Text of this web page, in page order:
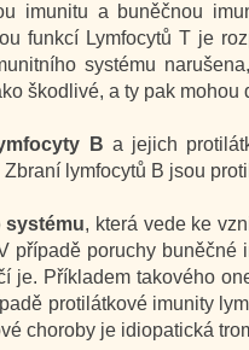
imunitu a buněčnou
funkcí Lymfocytů T je
systému
škodlivé, a ty pak mohou
B a jejich
Zbraní lymfocytů B jsou
, která vede ke
případě poruchy
je. Příkladem takového
protilátkové imunity
choroby je idiopatická